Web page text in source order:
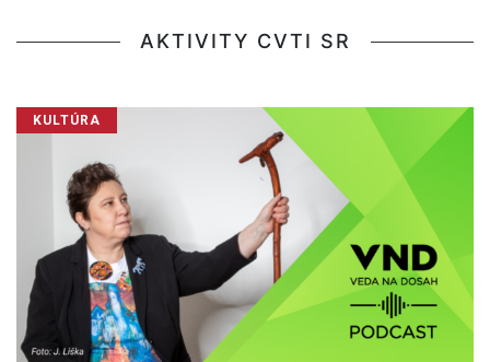
AKTIVITY CVTI SR
KULTÚRA